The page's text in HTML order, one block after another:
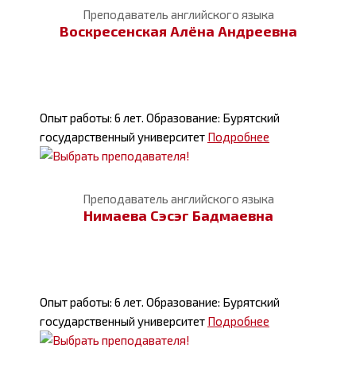
Преподаватель английского языка
Воскресенская Алёна Андреевна
Опыт работы: 6 лет. Образование: Бурятский
государственный университет Подробнее
Преподаватель английского языка
Нимаева Сэсэг Бадмаевна
Опыт работы: 6 лет. Образование: Бурятский
государственный университет Подробнее